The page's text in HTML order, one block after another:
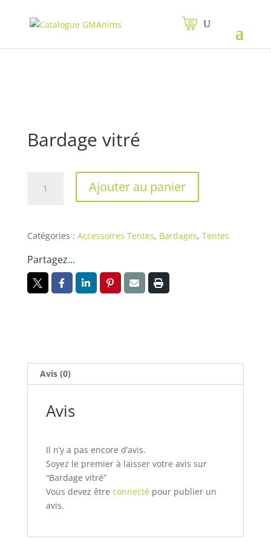
Bardage vitré
Ajouter au panier
Catégories : Accessoires Tentes, Bardages, Tentes
Partagez...
Avis (0)
Avis
Il n’y a pas encore d’avis.
Soyez le premier à laisser votre avis sur
“Bardage vitré”
Vous devez être connectépour publier un
avis.